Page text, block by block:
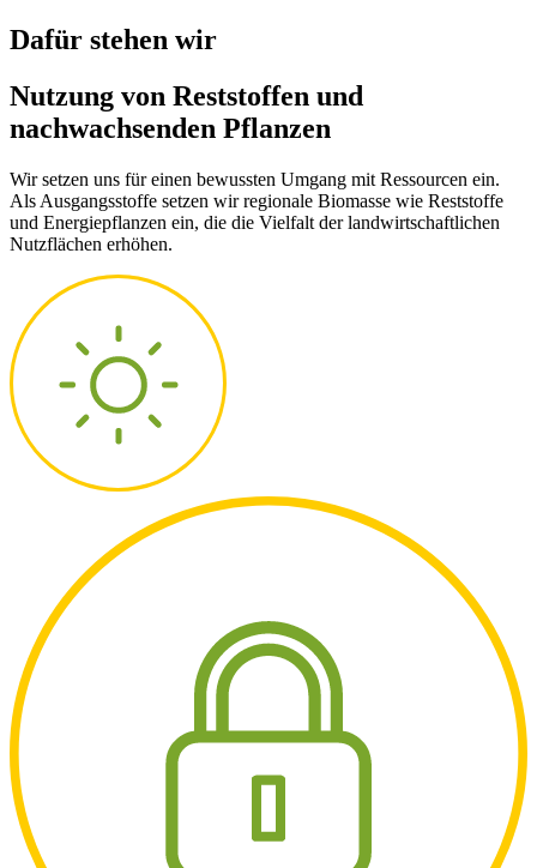
Dafür stehen wir
Nutzung von Reststoffen und
nachwachsenden Pflanzen
Wir setzen uns für einen bewussten Umgang mit Ressourcen ein.
Als Ausgangsstoffe setzen wir regionale Biomasse wie Reststoffe
und Energiepflanzen ein, die die Vielfalt der landwirtschaftlichen
Nutzflächen erhöhen.